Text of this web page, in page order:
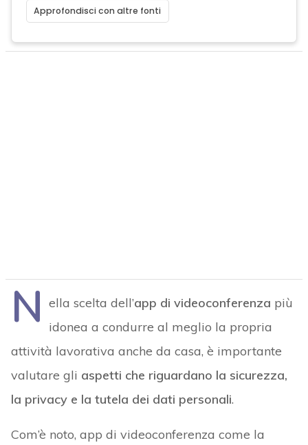
Approfondisci con altre fonti
N ella scelta dell’app di videoconferenza più
idonea a condurre al meglio la propria
attività lavorativa anche da casa, è importante
valutare gli aspetti che riguardano la sicurezza,
la privacy e la tutela dei dati personali.
Com’è noto, app di videoconferenza come la